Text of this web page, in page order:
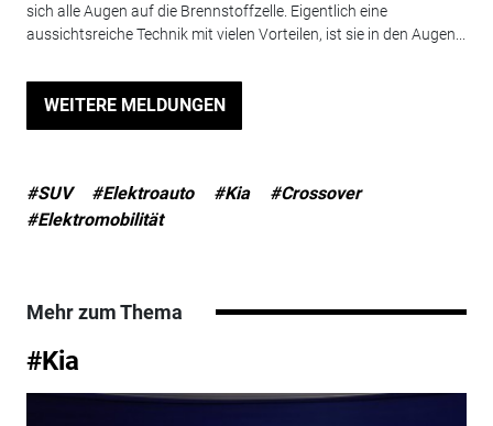
sich alle Augen auf die Brennstoffzelle. Eigentlich eine
aussichtsreiche Technik mit vielen Vorteilen, ist sie in den Augen...
WEITERE MELDUNGEN
#SUV #Elektroauto #Kia
#Crossover
#Elektromobilität
Mehr zum Thema
#Kia